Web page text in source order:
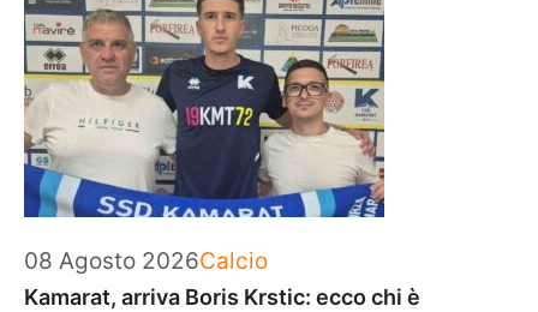
08 Agosto 2026Categorie
Calcio
Kamarat, arriva Boris Krstic: ecco chi è